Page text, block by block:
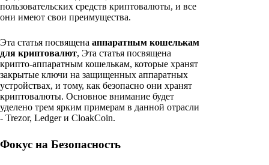
пользовательских средств криптовалюты, и все
они имеют свои преимущества.
Эта статья посвящена аппаратным кошелькам
для криптовалют, Эта статья посвящена
крипто-аппаратным кошелькам, которые хранят
закрытые ключи на защищенных аппаратных
устройствах, и тому, как безопасно они хранят
криптовалюты. Основное внимание будет
уделено трем ярким примерам в данной отрасли
- Trezor, Ledger и CloakCoin.
Фокус на Безопасность